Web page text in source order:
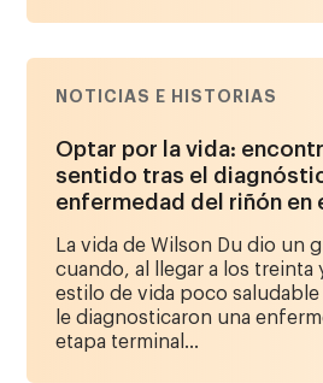
NOTICIAS E HISTORIAS
Optar por la vida:
sentido tras el
enfermedad del riñón en
La vida de Wilson Du dio un
cuando, al llegar a los treinta
estilo de vida poco
le diagnosticaron una
etapa terminal...